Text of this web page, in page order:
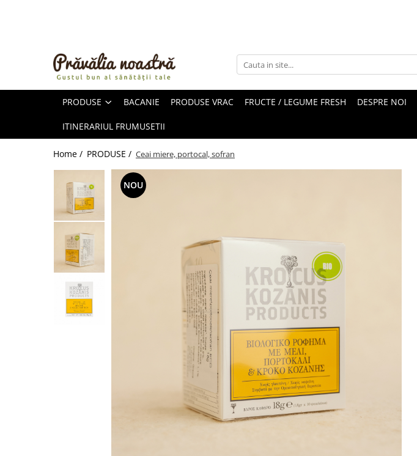
ULEIURI ȘI UNTURI
FRUCTE DESHIDRATATE
ÎNDULCITORI NATURALI / MIERE
FRUCTE LA CONSERVĂ
OȚETURI ȘI SOSURI
FĂINĂ FĂRĂ GLUTEN
BĂUTURI / LAPTE VEGETAL
OREZ ȘI CEREALE
CREME ȘI PASTE TARTINABILE
PRODUSE BACANIE PRODUSE VRAC FRUCTE / LEGUME FRESH DESPRE NOI
ITINERARIUL FRUMUSETII
Home / PRODUSE / Ceai miere, portocal, sofran
NOU